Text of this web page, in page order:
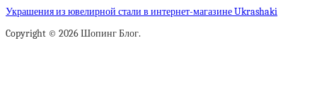
Украшения из ювелирной стали в интернет-магазине Ukrashaki
Copyright © 2026 Шопинг Блог.